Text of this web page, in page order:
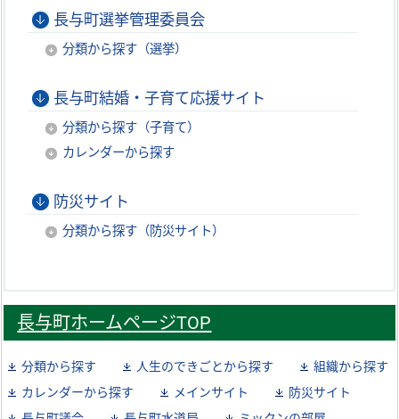
長与町選挙管理委員会
分類から探す（選挙）
長与町結婚・子育て応援サイト
分類から探す（子育て）
カレンダーから探す
防災サイト
分類から探す（防災サイト）
長与町ホームページTOP
分類から探す 人生のできごとから探す
組織から探す
カレンダーから探す
メインサイト
防災サイト